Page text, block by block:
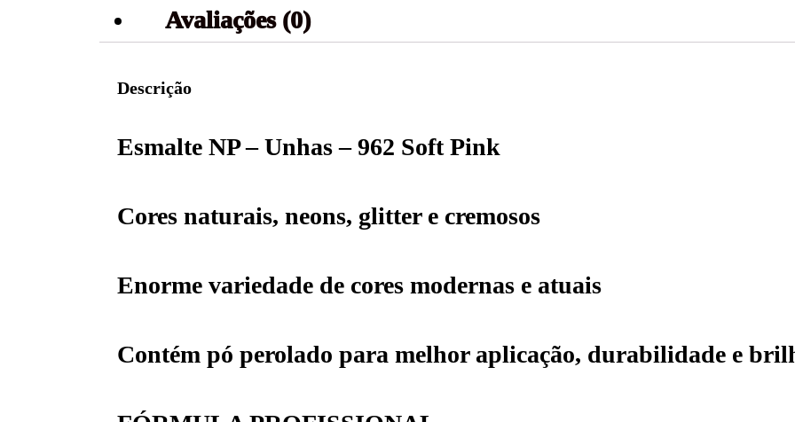
Avaliações (0)
Descrição
Esmalte NP – Unhas – 962 Soft Pink
Cores naturais, neons, glitter e cremosos
Enorme variedade de cores modernas e atuais
Contém pó perolado para melhor aplicação, durabilidade e